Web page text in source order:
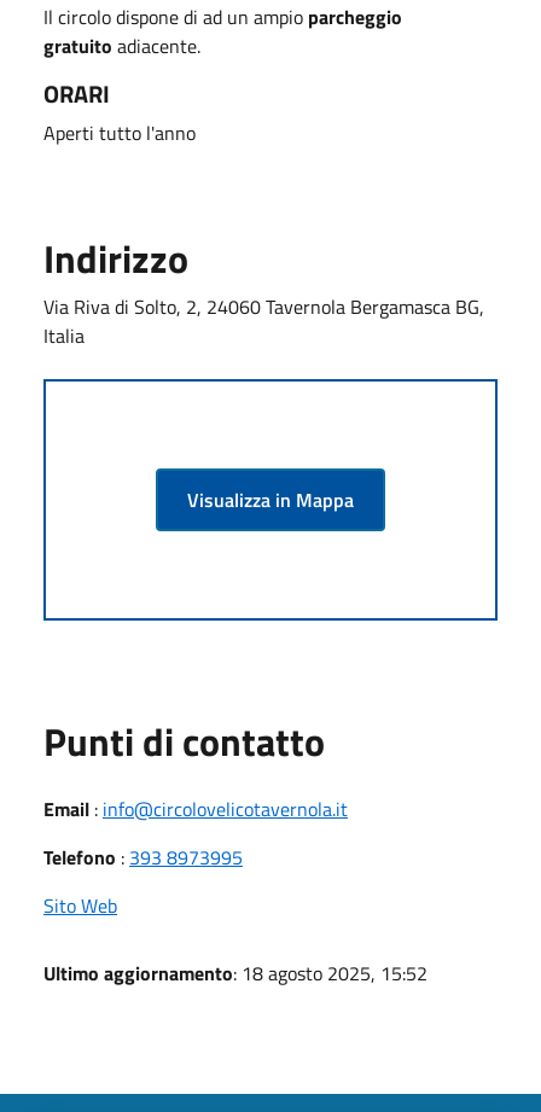
Il circolo dispone di ad un ampio parcheggio
gratuito adiacente.
ORARI
Aperti tutto l'anno
Indirizzo
Via Riva di Solto, 2, 24060 Tavernola Bergamasca BG,
Italia
Visualizza in Mappa
Punti di contatto
Email : info@circolovelicotavernola.it
Telefono : 393 8973995
Sito Web
Ultimo aggiornamento: 18 agosto 2025, 15:52